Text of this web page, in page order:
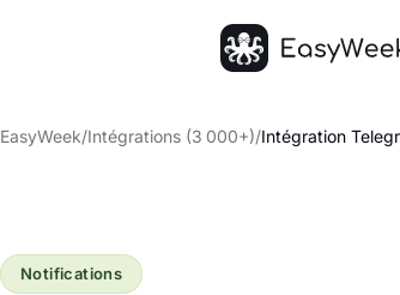
EasyWeek/Intégrations (3 000+)/Intégration
Notifications